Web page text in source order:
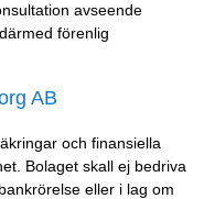
avseende
förenlig
AB
och finansiella
Bolaget skall ej bedriva
eller i lag om